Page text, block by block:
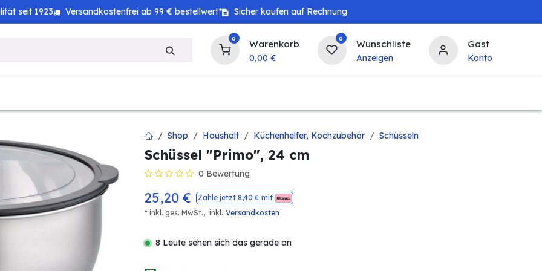
seit 1923 Versandkostenfrei ab 99 € bestellwert* Sicher kaufen auf Rechnung
0 Warenkorb
0,00 €
0 Wunschliste
Anzeigen
Gast
Konto
Shop Haushalt Küchenhelfer, Kochzubehör Schüsseln
Schüssel "Primo", 24 cm
0 Bewertung
25,20 € Zahle jetzt 8,40 € mit
* inkl. ges. MwSt., inkl . Versandkosten
8 Leute sehen sich das gerade an